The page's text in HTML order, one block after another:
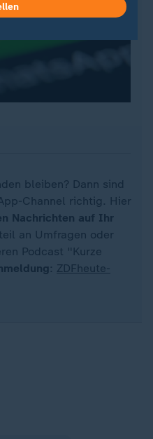
bleiben? Dann sind
Channel richtig. Hier
Nachrichten auf Ihr
an Umfragen oder
Podcast "Kurze
: ZDFheute-